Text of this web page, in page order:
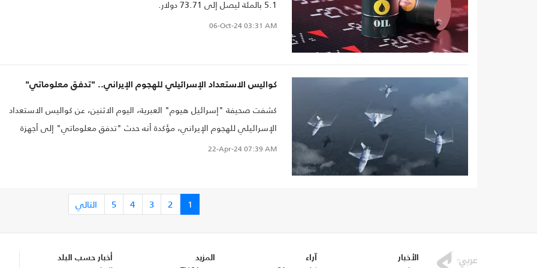
5.1 بالمئة ليصل إلى 73.71 دولار.
06-Oct-2403:31 AM
كواليس الاستعداد الإسرائيلي للهجوم الإيراني.. "تدفق معلوماتي"
كشفت صحيفة "إسرائيل هيوم" العبرية، اليوم الاثنين، عن كواليس الاستعداد
الإسرائيلي للهجوم الإيراني، مؤكدة أنه حدث "تدفق معلوماتي" إلى أجهزة
الاستخبارات في "تل أبيب" وواشنطن..
22-Apr-2407:39 AM
1
2
3
4
5 التالي
الأخبار آراء المزيد أخبار حسب البلد